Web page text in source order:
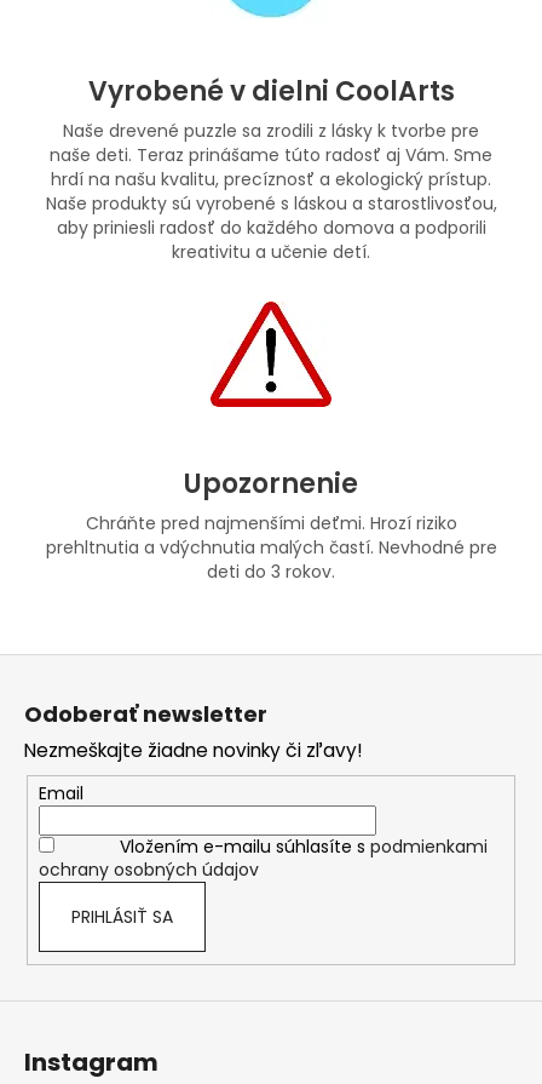
Vyrobené v dielni CoolArts
Naše drevené puzzle sa zrodili z lásky k tvorbe pre
naše deti. Teraz prinášame túto radosť aj Vám. Sme
hrdí na našu kvalitu, precíznosť a ekologický prístup.
Naše produkty sú vyrobené s láskou a starostlivosťou,
aby priniesli radosť do každého domova a podporili
kreativitu a učenie detí.
Upozornenie
Chráňte pred najmenšími deťmi. Hrozí riziko
prehltnutia a vdýchnutia malých častí. Nevhodné pre
deti do 3 rokov.
Z
Odoberať newsletter
Nezmeškajte žiadne novinky či zľavy!
Email
Vložením e-mailu súhlasíte s podmienkami
ochrany osobných údajov
PRIHLÁSIŤ SA
Instagram